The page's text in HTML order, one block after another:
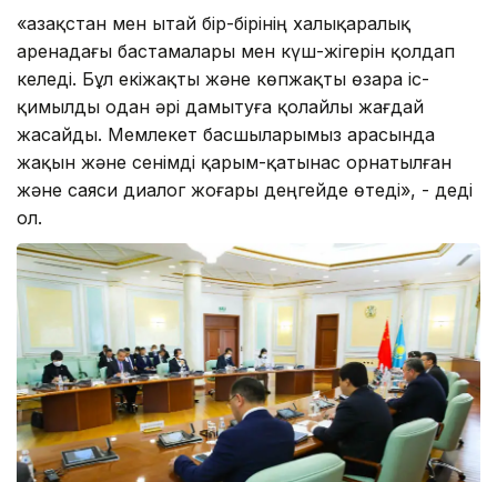
«Қазақстан мен Қытай бір-бірінің халықаралық
аренадағы бастамалары мен күш-жігерін қолдап
келеді. Бұл екіжақты және көпжақты өзара іс-
қимылды одан әрі дамытуға қолайлы жағдай
жасайды. Мемлекет басшыларымыз арасында
жақын және сенімді қарым-қатынас орнатылған
және саяси диалог жоғары деңгейде өтеді», - деді
ол.